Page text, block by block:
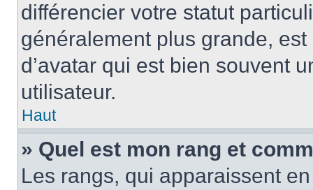
différencier votre statut
généralement plus grande,
d’avatar qui est bien souvent
utilisateur.
Haut
» Quel est mon rang et
Les rangs, qui apparaissent